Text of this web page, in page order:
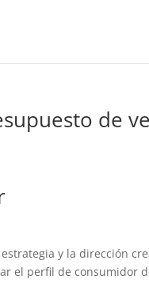
de
y la dirección
el perfil de consumidor